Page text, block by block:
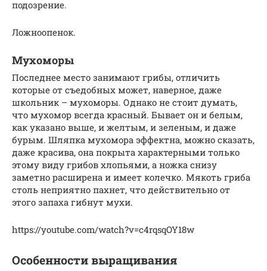
подозрение.
Ложноопенок.
Мухоморы
Последнее место занимают грибы, отличить
которые от съедобных может, наверное, даже
школьник – мухоморы. Однако не стоит думать,
что мухомор всегда красный. Бывает он и белым,
как указано выше, и желтым, и зеленым, и даже
бурым. Шляпка мухомора эффектна, можно сказать,
даже красива, она покрыта характерными только
этому виду грибов хлопьями, а ножка снизу
заметно расширена и имеет колечко. Мякоть гриба
столь неприятно пахнет, что действительно от
этого запаха гибнут мухи.
https://youtube.com/watch?v=c4rqsqOY18w
Особенности выращивания